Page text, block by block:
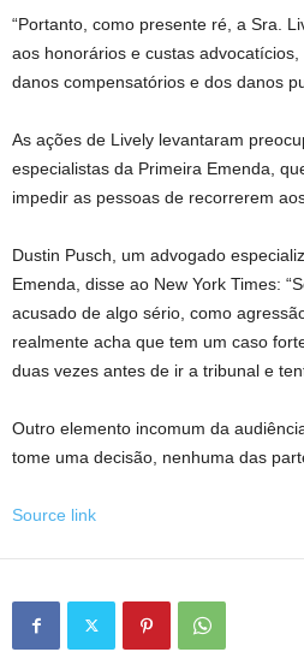
“Portanto, como presente ré, a Sra.
aos honorários e custas
danos compensatórios e dos danos
As ações de Lively levantaram
especialistas da Primeira Emenda,
impedir as pessoas de recorrerem
Dustin Pusch, um advogado
Emenda, disse ao New York Times:
acusado de algo sério, como
realmente acha que tem um caso
duas vezes antes de ir a tribunal e
Outro elemento incomum da
tome uma decisão, nenhuma das
Source link